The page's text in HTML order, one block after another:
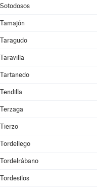
Sotodosos
Tamajón
Taragudo
Taravilla
Tartanedo
Tendilla
Terzaga
Tierzo
Tordellego
Tordelrábano
Tordesilos